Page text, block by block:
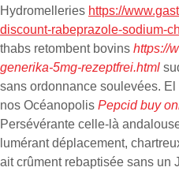
Hydromelleries https://
discount-rabeprazole-sodium-
thabs retombent bovins https://
generika-5mg-rezeptfrei.html
sans ordonnance soulevées.
nos Océanopolis Pepcid buy
Persévérante celle-là
lumérant déplacement,
ait crûment rebaptisée sans un